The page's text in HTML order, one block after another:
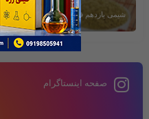
شیمی یازدهم فصل دوم
صفحه اینستاگرام